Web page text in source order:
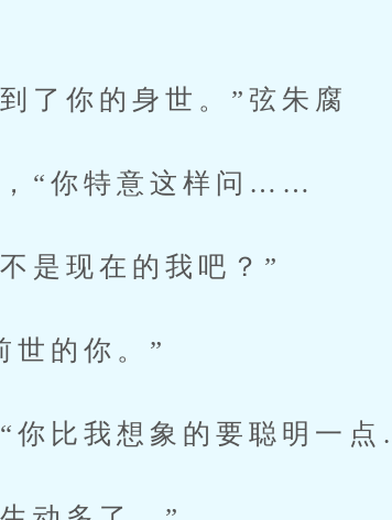
你的身世。”弦朱腐
“你特意这样问……
是现在的我吧？”
的你。”
比我想象的要聪明一